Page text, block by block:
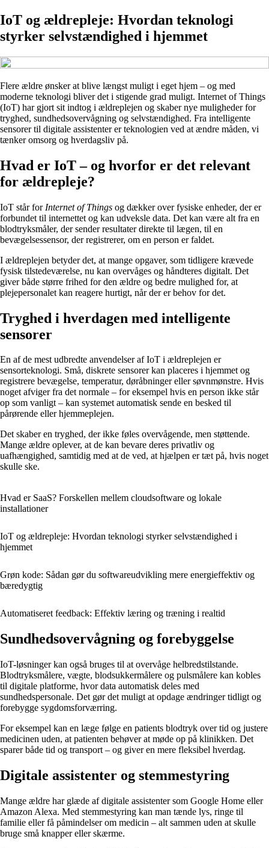
IoT og ældrepleje: Hvordan teknologi
styrker selvstændighed i hjemmet
Flere ældre ønsker at blive længst muligt i eget hjem – og med
moderne teknologi bliver det i stigende grad muligt. Internet of Things
(IoT) har gjort sit indtog i ældreplejen og skaber nye muligheder for
tryghed, sundhedsovervågning og selvstændighed. Fra intelligente
sensorer til digitale assistenter er teknologien ved at ændre måden, vi
tænker omsorg og hverdagsliv på.
Hvad er IoT – og hvorfor er det relevant
for ældrepleje?
IoT står for Internet of Things og dækker over fysiske enheder, der er
forbundet til internettet og kan udveksle data. Det kan være alt fra en
blodtryksmåler, der sender resultater direkte til lægen, til en
bevægelsessensor, der registrerer, om en person er faldet.
I ældreplejen betyder det, at mange opgaver, som tidligere krævede
fysisk tilstedeværelse, nu kan overvåges og håndteres digitalt. Det
giver både større frihed for den ældre og bedre mulighed for, at
plejepersonalet kan reagere hurtigt, når der er behov for det.
Tryghed i hverdagen med intelligente
sensorer
En af de mest udbredte anvendelser af IoT i ældreplejen er
sensorteknologi. Små, diskrete sensorer kan placeres i hjemmet og
registrere bevægelse, temperatur, døråbninger eller søvnmønstre. Hvis
noget afviger fra det normale – for eksempel hvis en person ikke står
op som vanligt – kan systemet automatisk sende en besked til
pårørende eller hjemmeplejen.
Det skaber en tryghed, der ikke føles overvågende, men støttende.
Mange ældre oplever, at de kan bevare deres privatliv og
uafhængighed, samtidig med at de ved, at hjælpen er tæt på, hvis noget
skulle ske.
Hvad er SaaS? Forskellen mellem cloudsoftware og lokale
installationer
IoT og ældrepleje: Hvordan teknologi styrker selvstændighed i
hjemmet
Grøn kode: Sådan gør du softwareudvikling mere energieffektiv og
bæredygtig
Automatiseret feedback: Effektiv læring og træning i realtid
Sundhedsovervågning og forebyggelse
IoT-løsninger kan også bruges til at overvåge helbredstilstande.
Blodtryksmålere, vægte, blodsukkermålere og pulsmålere kan kobles
til digitale platforme, hvor data automatisk deles med
sundhedspersonale. Det gør det muligt at opdage ændringer tidligt og
forebygge sygdomsforværring.
For eksempel kan en læge følge en patients blodtryk over tid og justere
medicinen uden, at patienten behøver at møde op på klinikken. Det
sparer både tid og transport – og giver en mere fleksibel hverdag.
Digitale assistenter og stemmestyring
Mange ældre har glæde af digitale assistenter som Google Home eller
Amazon Alexa. Med stemmestyring kan man tænde lys, ringe til
familie eller få påmindelser om medicin – alt sammen uden at skulle
bruge små knapper eller skærme.